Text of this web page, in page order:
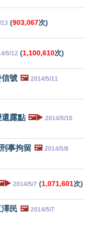
(903,067次)
5/12 (1,100,610次)
號 🖼️ 2014/5/11
露點 🖼️▶️ 2014/5/10
事拘留 🖼️ 2014/5/8
2014/5/7 (1,071,601次)
民 🖼️ 2014/5/7